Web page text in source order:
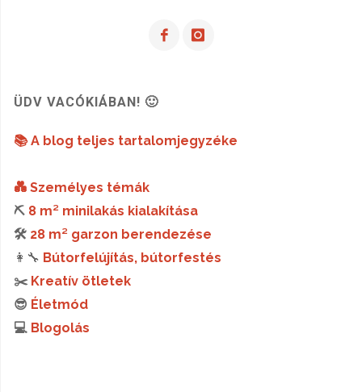
ÜDV VACÓKIÁBAN! 🙂
📚 A blog teljes tartalomjegyzéke
💑 Személyes témák
⛏️ 8 m² minilakás kialakítása
🛠️ 28 m² garzon berendezése
👩‍🔧 Bútorfelújítás, bútorfestés
✂️ Kreatív ötletek
😎 Életmód
💻 Blogolás